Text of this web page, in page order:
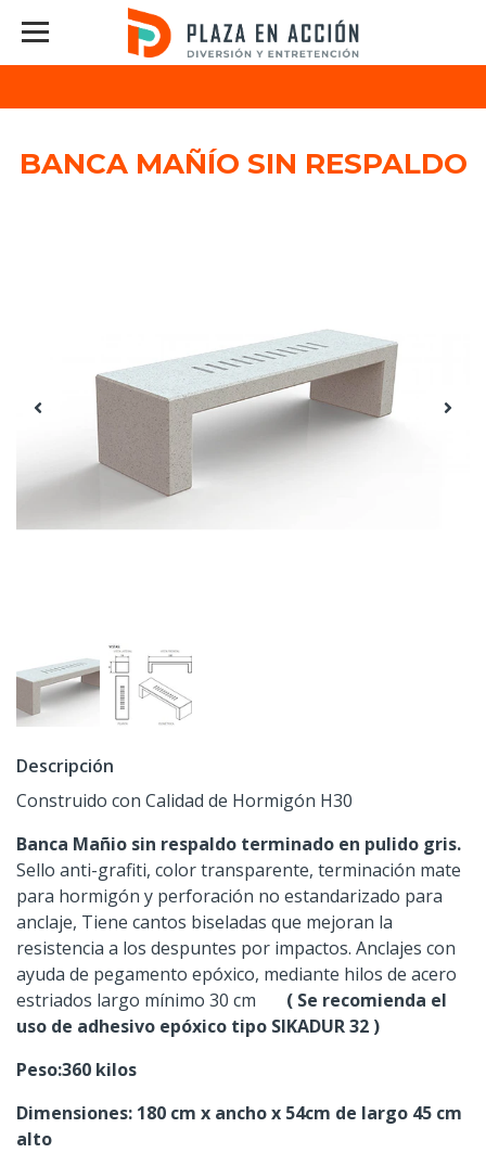
BANCA MAÑÍO SIN RESPALDO
Descripción
Construido con Calidad de Hormigón H30
Banca Mañio sin respaldo terminado en pulido gris.
Sello anti-grafiti, color transparente, terminación mate
para hormigón y perforación no estandarizado para
anclaje, Tiene cantos biseladas que mejoran la
resistencia a los despuntes por impactos. Anclajes con
ayuda de pegamento epóxico, mediante hilos de acero
estriados largo mínimo 30 cm
( Se recomienda el
uso de adhesivo epóxico tipo SIKADUR 32 )
Peso:360 kilos
Dimensiones: 180 cm x ancho x 54cm de largo 45 cm
alto